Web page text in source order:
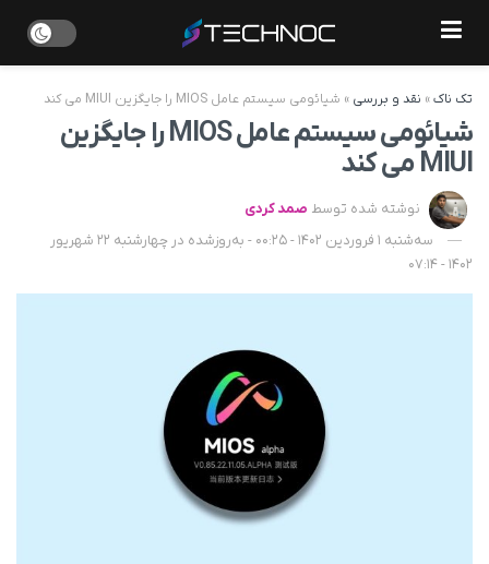
تک ناک»نقد و بررسی»شیائومی سیستم عامل MIOS را جایگزین MIUI می کند
شیائومی سیستم عامل MIOS را جایگزین
MIUI می کند
نوشته شده توسطصمد کردی
سه‌شنبه 1 فروردین 1402 - 00:25 - به‌روزشده در چهارشنبه 22 شهریور
1402 - 07:14